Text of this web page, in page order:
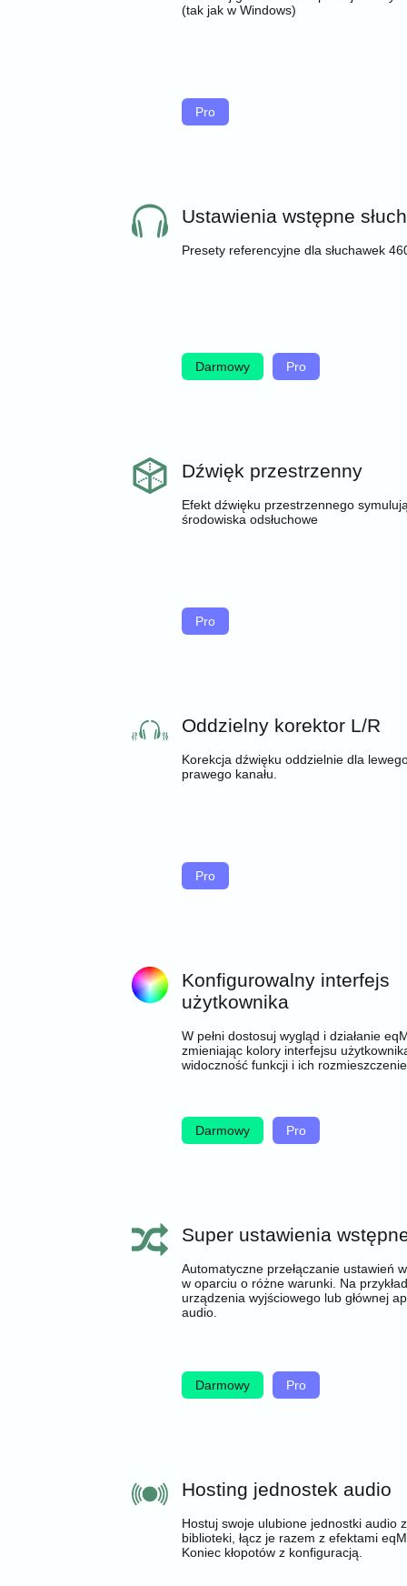
(tak jak w Windows)
Pro
Ustawienia wstępne
Presety referencyjne dla słuchawek
Darmowy Pro
Dźwięk przestrzenny
Efekt dźwięku przestrzennego
środowiska odsłuchowe
Pro
Oddzielny korektor L/R
Korekcja dźwięku oddzielnie dla
prawego kanału.
Pro
Konfigurowalny interfejs
użytkownika
W pełni dostosuj wygląd i działanie
zmieniając kolory interfejsu
widoczność funkcji i ich
Darmowy Pro
Super ustawienia
Automatyczne przełączanie ustawień
w oparciu o różne warunki. Na
urządzenia wyjściowego lub głównej
audio.
Darmowy Pro
Hosting jednostek audio
Hostuj swoje ulubione jednostki audio z
biblioteki, łącz je razem z efektami
Koniec kłopotów z konfiguracją.